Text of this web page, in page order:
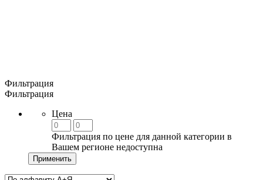
Фильтрация
Фильтрация
Цена
Фильтрация по цене для данной категории в
Вашем регионе недоступна
Применить